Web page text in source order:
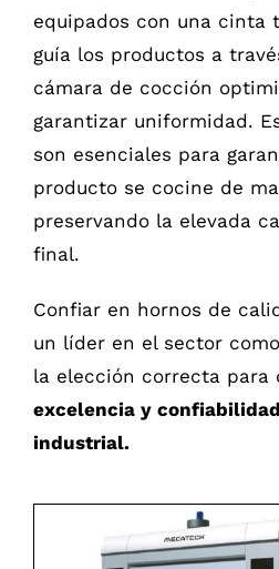
equipados con una cinta
guía los productos a
cámara de cocción
garantizar uniformidad.
son esenciales para
producto se cocine de
preservando la elevada
final.
Confiar en hornos de
un líder en el sector
la elección correcta para
excelencia y
industrial.